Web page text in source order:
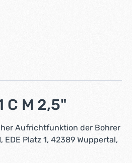
C M 2,5"
Aufrichtfunktion der Bohrer
Platz 1, 42389 Wuppertal,